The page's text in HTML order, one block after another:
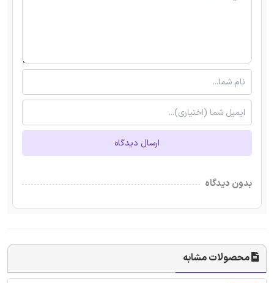
ارسال دیدگاه
بدون دیدگاه
محصولات مشابه